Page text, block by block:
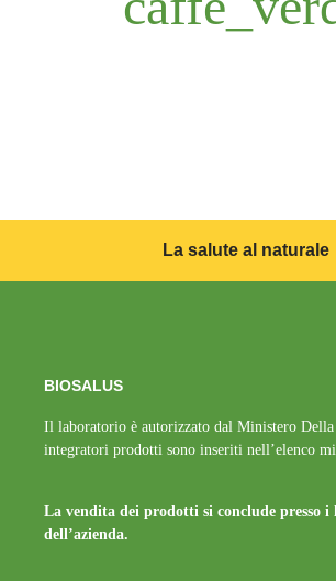
La salute al naturale
BIOSALUS
Il laboratorio è autorizzato dal Ministero
integratori prodotti sono inseriti nell’elenco
La vendita dei prodotti si conclude presso i
dell’azienda.